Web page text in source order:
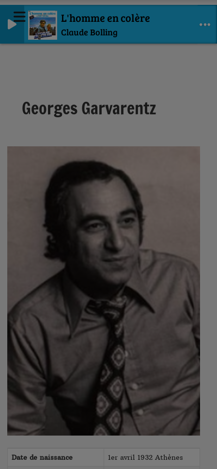
L'homme en colère
Claude Bolling
Georges Garvarentz
Date de naissance 1er avril 1932 Athènes